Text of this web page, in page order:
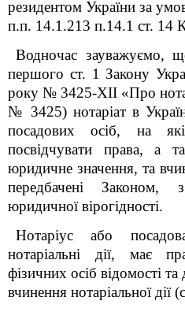
резидентом України за
п.п. 14.1.213 п.14.1 ст. 14
Водночас зауважуємо,
першого ст. 1 Закону
року № 3425-XII «Про
№ 3425) нотаріат в
посадових осіб, на
посвідчувати права, а
юридичне значення, та
передбачені
юридичної вірогідності.
Нотаріус або
нотаріальні дії, має
фізичних осіб відомості
вчинення нотаріальної